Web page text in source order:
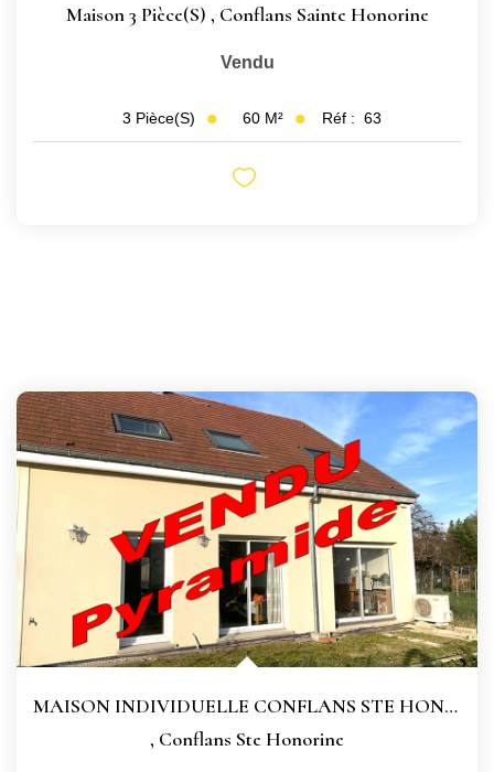
Maison 3 Pièce(s) , Conflans Sainte Honorine
Vendu
3 Pièce(s) 60 M² Réf : 63
MAISON INDIVIDUELLE CONFLANS STE HONORINE - 5 Pièce(s) -...
, Conflans Ste Honorine